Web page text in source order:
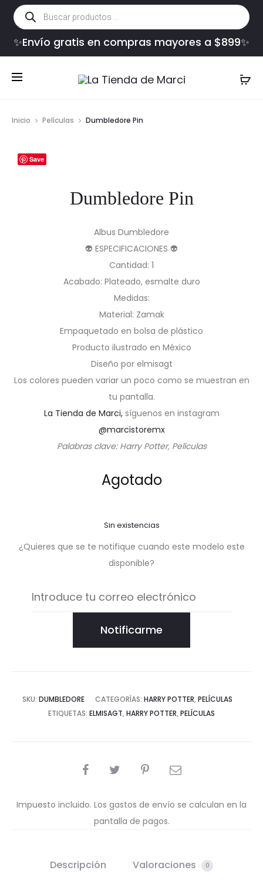
Búsqueda
de
productos
✨Envío gratis en compras mayores a $899✨
Inicio Películas Dumbledore Pin
Save
Dumbledore Pin
Albus Dumbledore
👽 ESPECIFICACIONES 👽
Cantidad: 1
Acabado: Plateado, esmalte duro
Medidas:
Material: Zamak
Empaquetado en bolsa de plástico
Producto ilustrado en México
Diseño por elmisagt
Los colores pueden variar un poco como se muestran en
tu pantalla.
La Tienda de Marci, síguenos en instagram
@marcistoremx
Palabras clave: Harry Potter, Películas
Agotado
Sin existencias
¿Quieres que se te notifique cuando este modelo este
disponible?
Notificarme
SKU: DUMBLEDORE CATEGORÍAS: HARRY POTTER, PELÍCULAS
ETIQUETAS: ELMISAGT, HARRY POTTER, PELÍCULAS
COMPARTIR
Impuesto incluido. Los gastos de envío se calculan en la
pantalla de pagos.
Descripción Valoraciones 0